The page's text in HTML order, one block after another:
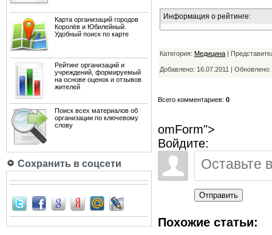
Карта организаций городов
Королёв и Юбилейный.
Удобный поиск по карте
Рейтинг организаций и
учреждений, формируемый
на основе оценок и отзывов
жителей
Поиск всех материалов об
организации по ключевому
слову
Сохранить в соцсети
Информация о рейтинге:
Категория: Медицина |
Добавлено: 16.07.2011 | Обновлено:
Всего комментариев: 0
omForm">
Войдите:
Отправить
Похожие статьи: